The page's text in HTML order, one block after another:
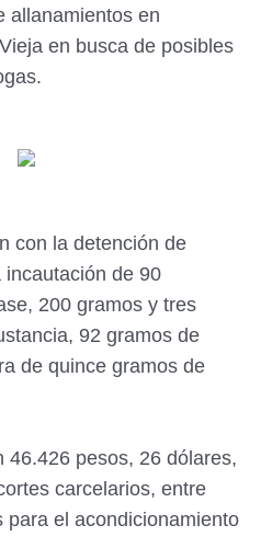
allanamientos en
en busca de posibles
con la detención de
de 90
200 gramos y tres
92 gramos de
de quince gramos de
46.426 pesos, 26 dólares,
carcelarios, entre
para el acondicionamiento